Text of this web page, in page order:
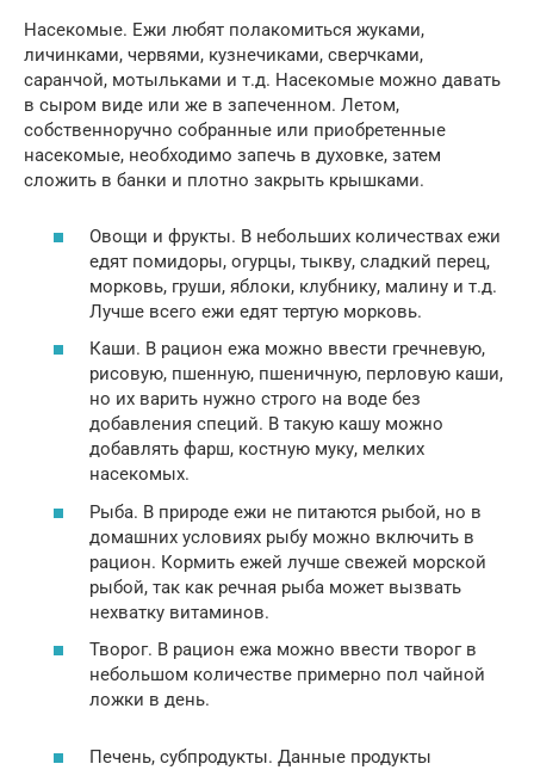
Насекомые. Ежи любят полакомиться жуками,
личинками, червями, кузнечиками, сверчками,
саранчой, мотыльками и т.д. Насекомые можно давать
в сыром виде или же в запеченном. Летом,
собственноручно собранные или приобретенные
насекомые, необходимо запечь в духовке, затем
сложить в банки и плотно закрыть крышками.
Овощи и фрукты. В небольших количествах ежи
едят помидоры, огурцы, тыкву, сладкий перец,
морковь, груши, яблоки, клубнику, малину и т.д.
Лучше всего ежи едят тертую морковь.
Каши. В рацион ежа можно ввести гречневую,
рисовую, пшенную, пшеничную, перловую каши,
но их варить нужно строго на воде без
добавления специй. В такую кашу можно
добавлять фарш, костную муку, мелких
насекомых.
Рыба. В природе ежи не питаются рыбой, но в
домашних условиях рыбу можно включить в
рацион. Кормить ежей лучше свежей морской
рыбой, так как речная рыба может вызвать
нехватку витаминов.
Творог. В рацион ежа можно ввести творог в
небольшом количестве примерно пол чайной
ложки в день.
Печень, субпродукты. Данные продукты